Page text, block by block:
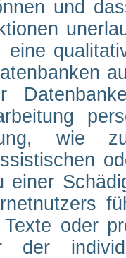
und
wie
einer
oder
der